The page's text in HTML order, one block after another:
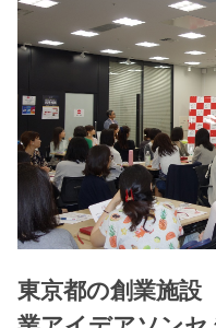
東京都の創業施